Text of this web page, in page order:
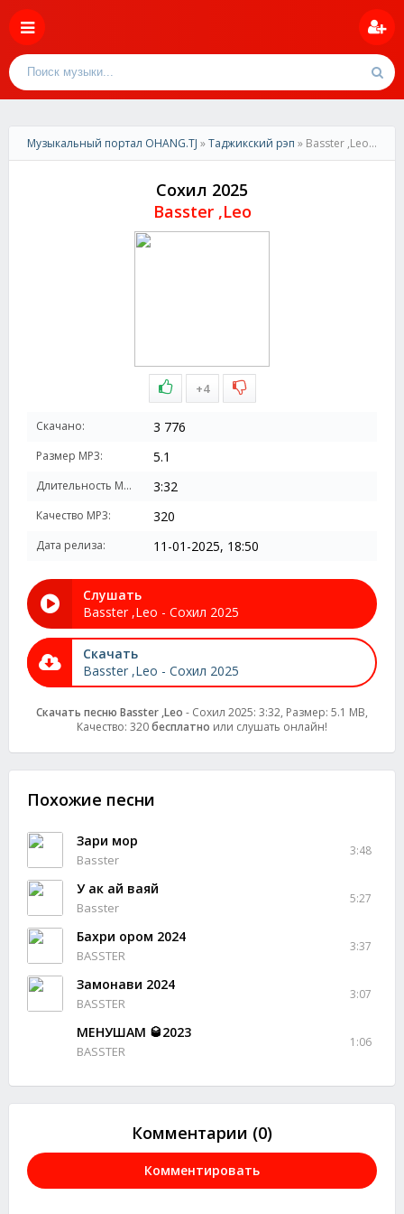
Музыкальный портал OHANG.TJ »Таджикский рэп » Basster ,Leo- Сохил 2025
Сохил 2025
Basster ,Leo
+4
Скачано: 3 776
Размер MP3: 5.1
Длительность MP3: 3:32
Качество MP3: 320
Дата релиза: 11-01-2025, 18:50
Слушать
Basster ,Leo - Сохил 2025
Скачать
Basster ,Leo - Сохил 2025
Скачать песню Basster ,Leo - Сохил 2025: 3:32, Размер: 5.1 MB,
Качество: 320бесплатно или слушать онлайн!
Похожие песни
Заҳри мор
Basster
3:48
У ак ай ваяй
Basster
5:27
Бахри ором 2024
BASSTER
3:37
Замонави 2024
BASSTER
3:07
МЕНУШАМ 🥃2023
BASSTER
1:06
Комментарии (0)
Комментировать